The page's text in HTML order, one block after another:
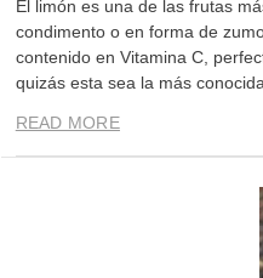
El limón es una de las frutas
condimento o en forma de
contenido en Vitamina C,
quizás esta sea la más
READ MORE